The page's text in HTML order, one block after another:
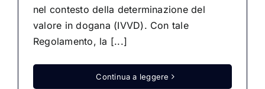
nel contesto della determinazione del
valore in dogana (IVVD). Con tale
Regolamento, la [...]
Continua a leggere